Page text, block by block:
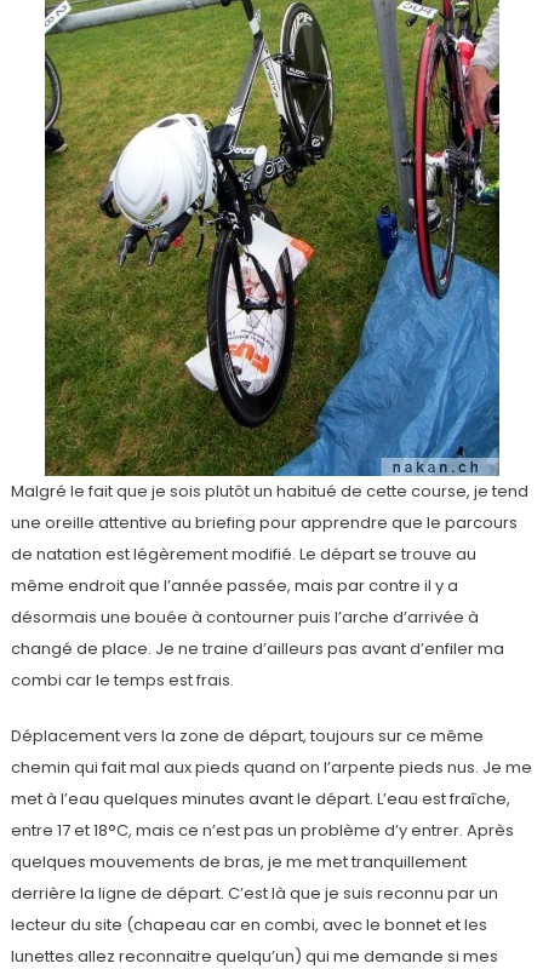
Malgré le fait que je sois plutôt un habitué de cette course, je tend
une oreille attentive au briefing pour apprendre que le parcours
de natation est légèrement modifié. Le départ se trouve au
même endroit que l’année passée, mais par contre il y a
désormais une bouée à contourner puis l’arche d’arrivée à
changé de place. Je ne traine d’ailleurs pas avant d’enfiler ma
combi car le temps est frais.
Déplacement vers la zone de départ, toujours sur ce même
chemin qui fait mal aux pieds quand on l’arpente pieds nus. Je me
met à l’eau quelques minutes avant le départ. L’eau est fraîche,
entre 17 et 18°C, mais ce n’est pas un problème d’y entrer. Après
quelques mouvements de bras, je me met tranquillement
derrière la ligne de départ. C’est là que je suis reconnu par un
lecteur du site (chapeau car en combi, avec le bonnet et les
lunettes allez reconnaitre quelqu’un) qui me demande si mes